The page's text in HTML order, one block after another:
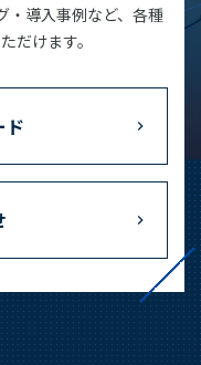
・導入事例など、各種
だけます。
ド